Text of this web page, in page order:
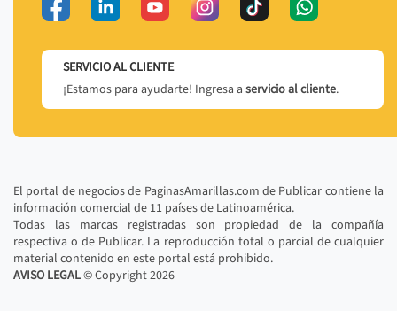
SERVICIO AL CLIENTE
¡Estamos para ayudarte! Ingresa a servicio al cliente.
El portal de negocios de PaginasAmarillas.com de Publicar contiene la
información comercial de 11 países de Latinoamérica.
Todas las marcas registradas son propiedad de la compañía
respectiva o de Publicar. La reproducción total o parcial de cualquier
material contenido en este portal está prohibido.
AVISO LEGAL© Copyright2026